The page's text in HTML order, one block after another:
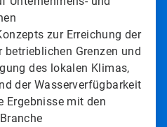
zur Erreichung der
betrieblichen Grenzen und
des lokalen Klimas,
der Wasserverfügbarkeit
Ergebnisse mit den